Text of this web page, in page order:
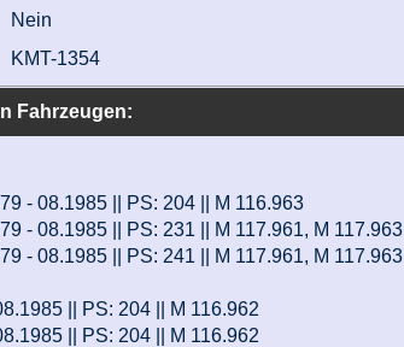
Nein
KMT-1354
Fahrzeugen:
- 08.1985 || PS: 204 || M 116.963
- 08.1985 || PS: 231 || M 117.961, M 117.963
- 08.1985 || PS: 241 || M 117.961, M 117.963
|| PS: 204 || M 116.962
|| PS: 204 || M 116.962